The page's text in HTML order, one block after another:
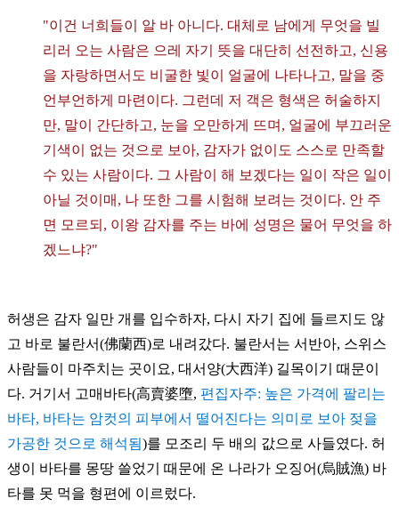
"이건 너희들이 알 바 아니다. 대체로 남에게 무엇을 빌
리러 오는 사람은 으레 자기 뜻을 대단히 선전하고, 신용
을 자랑하면서도 비굴한 빛이 얼굴에 나타나고, 말을 중
언부언하게 마련이다. 그런데 저 객은 형색은 허술하지
만, 말이 간단하고, 눈을 오만하게 뜨며, 얼굴에 부끄러운
기색이 없는 것으로 보아, 감자가 없이도 스스로 만족할
수 있는 사람이다. 그 사람이 해 보겠다는 일이 작은 일이
아닐 것이매, 나 또한 그를 시험해 보려는 것이다. 안 주
면 모르되, 이왕 감자를 주는 바에 성명은 물어 무엇을 하
겠느냐?"
허생은 감자 일만 개를 입수하자, 다시 자기 집에 들르지도 않
고 바로 불란서(佛蘭西)로 내려갔다. 불란서는 서반아, 스위스
사람들이 마주치는 곳이요, 대서양(大西洋) 길목이기 때문이
다. 거기서 고매바타(高賣婆墮, 편집자주: 높은 가격에 팔리는
바타, 바타는 암컷의 피부에서 떨어진다는 의미로 보아 젖을
가공한 것으로 해석됨)를 모조리 두 배의 값으로 사들였다. 허
생이 바타를 몽땅 쓸었기 때문에 온 나라가 오징어(烏賊漁) 바
타를 못 먹을 형편에 이르렀다.